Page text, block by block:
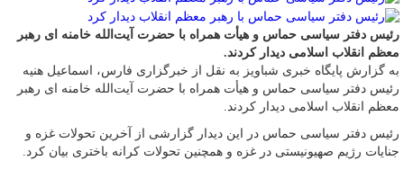
رئیس دفتر سیاسی حماس و هیأت همراه با حضرت آیت‌الله خامنه ای رهبر
معظم انقلاب اسلامی دیدار کردند.
به گزارش پایگاه خبری شباویز به نقل از خبرگزاری فارس، اسماعیل هنیه
رئیس دفتر سیاسی حماس و هیأت همراه با حضرت آیت‌الله خامنه ای رهبر
معظم انقلاب اسلامی دیدار کردند.
رئیس دفتر سیاسی حماس در این دیدار گزارشی از آخرین تحولات غزه و
جنایات رژیم صهیونیستی در غزه و همچنین تحولات کرانه باختری بیان کرد.